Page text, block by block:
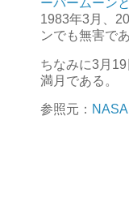
1983年3月、
ンでも無害で
ちなみに3月
満月である。
参照元： NASA